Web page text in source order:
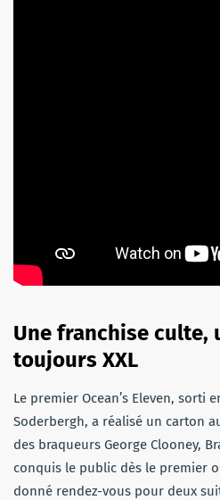
Une franchise culte,
toujours XXL
Le premier Ocean’s Eleven, sorti
Soderbergh, a réalisé un carton
des braqueurs George Clooney,
conquis le public dès le premier
donné rendez-vous pour deux